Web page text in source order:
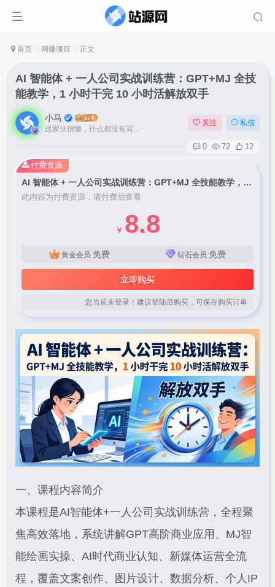
首页 网赚项目 正文
AI 智能体 + 一人公司实战训练营：GPT+MJ 全技
能教学，1 小时干完 10 小时活解放双手
小马
这家伙很懒，什么都没有写...
关注 私信
0 72 12
AI 智能体 + 一人公司实战训练营：GPT+MJ 全技能教学，1 小时干完 10 小时活解放双手
此内容为付费资源，请付费后查看
￥ 8.8
黄金会员 免费 钻石会员 免费
立即购买
您当前未登录！建议登陆后购买，可保存购买订单
付费资源
一、课程内容简介
本课程是AI智能体+一人公司实战训练营，全程聚
焦高效落地，系统讲解GPT高阶商业应用、MJ智
能绘画实操、AI时代商业认知、新媒体运营全流
程，覆盖文案创作、图片设计、数据分析、个人IP